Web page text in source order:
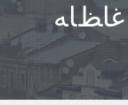
ﻏﺎﻆﺎﻪ